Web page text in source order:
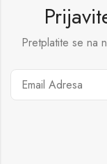
Pretplatite se na